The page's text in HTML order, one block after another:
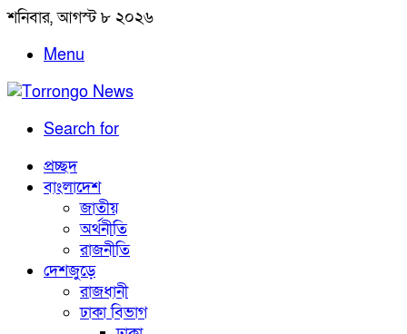
শনিবার, আগস্ট ৮ ২০২৬
Menu
Search for
প্রচ্ছদ
বাংলাদেশ
জাতীয়
অর্থনীতি
রাজনীতি
দেশজুড়ে
রাজধানী
ঢাকা বিভাগ